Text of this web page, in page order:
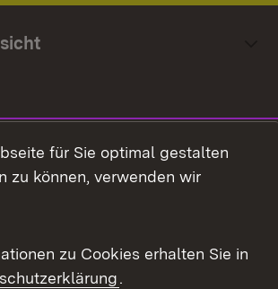
für Sie optimal gestalten
zu können, verwenden wir
zu Cookies erhalten Sie in
.